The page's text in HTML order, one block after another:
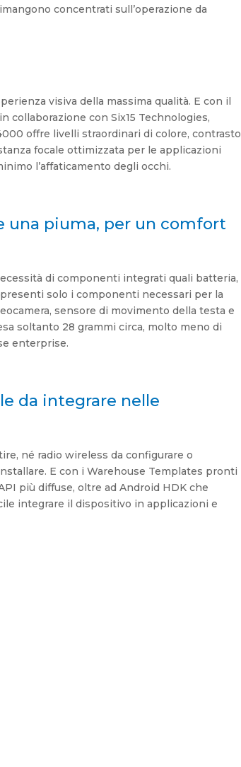
concentrati sull’operazione da
visiva della massima qualità. E con il
collaborazione con Six15 Technologies,
offre livelli straordinari di colore, contrasto
focale ottimizzata per le applicazioni
l’affaticamento degli occhi.
una piuma, per un comfort
di componenti integrati quali batteria,
solo i componenti necessari per la
sensore di movimento della testa e
soltanto 28 grammi circa, molto meno di
enterprise.
da integrare nelle
né radio wireless da configurare o
E con i Warehouse Templates pronti
più diffuse, oltre ad Android HDK che
integrare il dispositivo in applicazioni e